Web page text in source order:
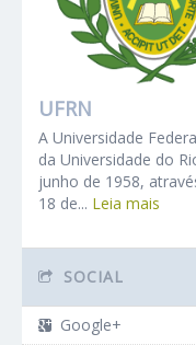
UFRN
A Universidade
da Universidade do
junho de 1958,
18 de... Leia mais
SOCIAL
Google+